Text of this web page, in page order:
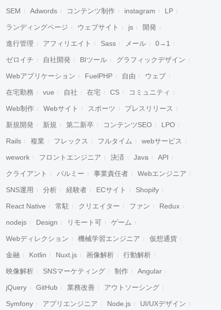
SEM Adwords コンテンツ制作 instagram LP
ランディングページ ウェブサイト js 開発
進行管理 アフィリエイト Sass メール 0→1
ゼロイチ 自社開発 BIツール グラフィックデザイン
Webアプリケーション FuelPHP 自由 ウェブ
在宅勤務 vue 自社 在宅 CS コミュニティ
Web制作 Webサイト スポーツ プレスリリース
新規開発 新規 第二新卒 コンテンツSEO LPO
Rails 複業 フレックス フルタイム webサービス
wework フロントエンジニア 決済 Java API
クライアント パルミー 事業責任者 Webエンジニア
SNS運用 分析 経験者 ECサイト Shopify
React Native 常駐 クリエイター ファン Redux
nodejs Design リモート可 ゲーム
Webディレクション 機械学習エンジニア 仮想通貨
金融 Kotlin Nuxt.js 画像解析 行動解析
映像解析 SNSマーケティング 制作 Angular
jQuery GitHub 業務改善 アウトソーシング
Symfony アプリエンジニア Node.js UI/UXデザイン